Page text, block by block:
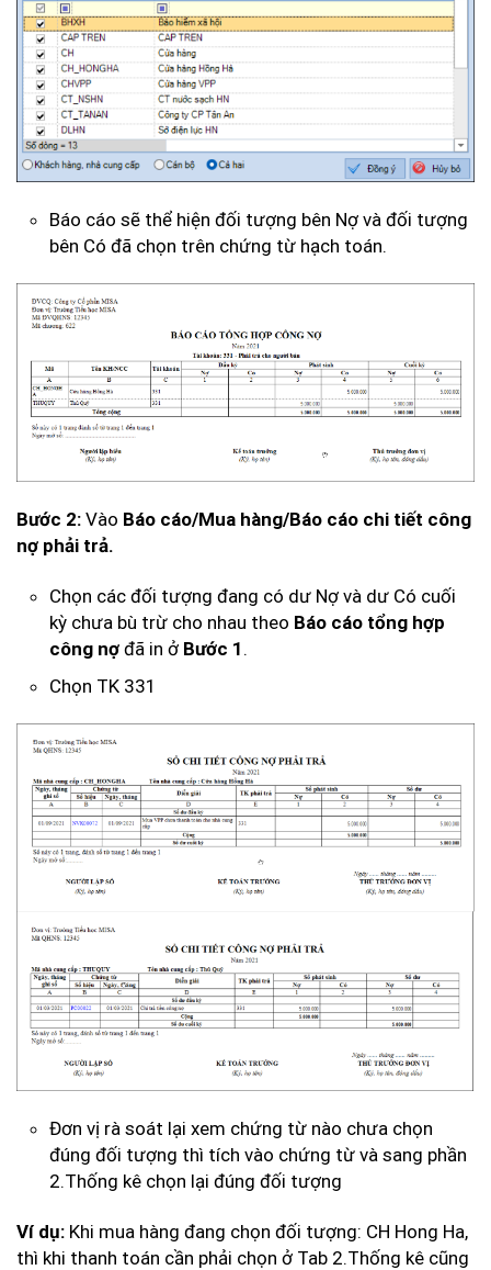
Báo cáo sẽ thể hiện đối tượng bên Nợ và đối tượng
bên Có đã chọn trên chứng từ hạch toán.
Bước 2: Vào Báo cáo/Mua hàng/Báo cáo chi tiết công
nợ phải trả.
Chọn các đối tượng đang có dư Nợ và dư Có cuối
kỳ chưa bù trừ cho nhau theo Báo cáo tổng hợp
công nợ đã in ở Bước 1 .
Chọn TK 331
Đơn vị rà soát lại xem chứng từ nào chưa chọn
đúng đối tượng thì tích vào chứng từ và sang phần
2.Thống kê chọn lại đúng đối tượng
Ví dụ: Khi mua hàng đang chọn đối tượng: CH Hong Ha,
thì khi thanh toán cần phải chọn ở Tab 2.Thống kê cũng